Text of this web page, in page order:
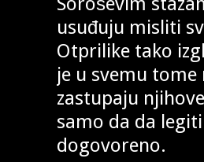
usuđuju misliti
Otprilike tako
je u svemu
zastupaju
samo da da
dogovoreno.